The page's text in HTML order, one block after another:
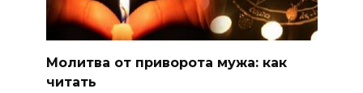
Молитва от приворота мужа: как
читать